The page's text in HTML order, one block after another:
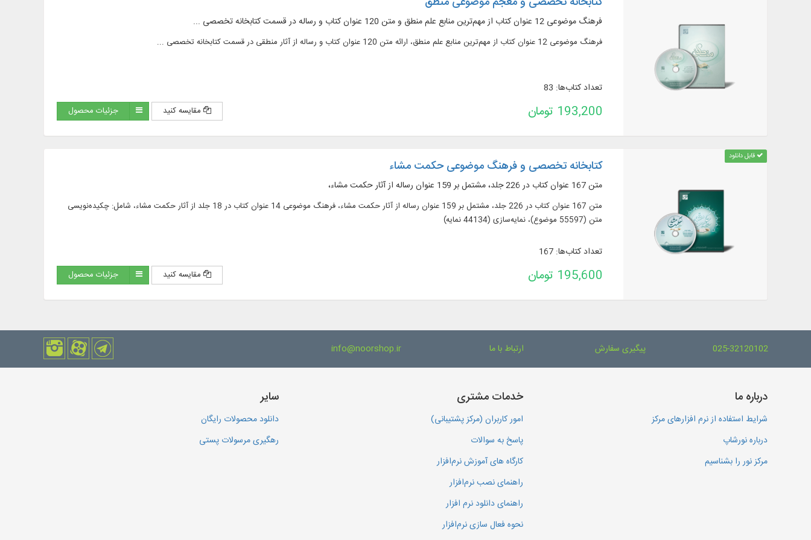
فرهنگ موضوعی 12 عنوان کتاب از مهم‌ترین منابع علم منطق و متن 120 عنوان کتاب و رساله در قسمت کتابخانه تخصصی ...
فرهنگ موضوعی 12 عنوان کتاب از مهم‌ترین منابع علم منطق، ارائه متن 120 عنوان کتاب و رساله از آثار منطقی در قسمت کتابخانه تخصصی ...
تعداد کتاب‌ها: 83
193,200 تومان مقایسه کنید جزئیات محصول
قابل دانلود
کتابخانه تخصصی و فرهنگ موضوعی حکمت مشاء
متن 167 عنوان کتاب در 226 جلد، مشتمل بر 159 عنوان رساله از آثار حکمت مشاء،
متن 167 عنوان کتاب در 226 جلد، مشتمل بر 159 عنوان رساله از آثار حکمت مشاء، فرهنگ موضوعی 14 عنوان کتاب در 18 جلد از آثار حکمت مشاء، شامل: چکیده‌نویسی
متن (55597 موضوع)، نمایه‌سازی (44134 نمایه)
تعداد کتاب‌ها: 167
195,600 تومان مقایسه کنید جزئیات محصول
025-32120102 پیگیری سفارش ارتباط با ما info@noorshop.ir
درباره ما
شرایط استفاده از نرم افزارهای مرکز
درباره نورشاپ
مرکز نور را بشناسیم
خدمات مشتری
امور کاربران (مرکز پشتیبانی)
پاسخ به سوالات
کارگاه های آموزش نرم‌افزار
راهنمای نصب نرم‌افزار
راهنمای دانلود نرم افزار
نحوه فعال سازی نرم‌افزار
سایر
دانلود محصولات رایگان
رهگیری مرسولات پستی